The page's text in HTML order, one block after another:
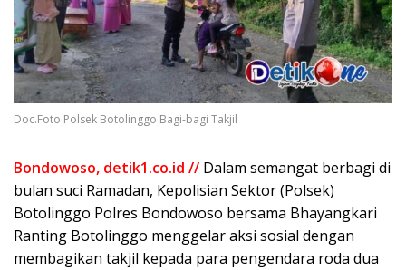
Doc.Foto Polsek Botolinggo Bagi-bagi Takjil
Bondowoso, detik1.co.id // Dalam semangat berbagi di
bulan suci Ramadan, Kepolisian Sektor (Polsek)
Botolinggo Polres Bondowoso bersama Bhayangkari
Ranting Botolinggo menggelar aksi sosial dengan
membagikan takjil kepada para pengendara roda dua